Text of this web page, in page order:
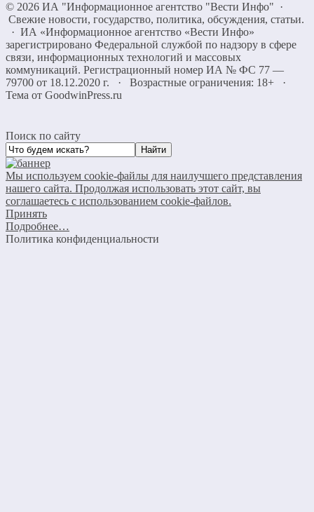
© 2026 ИА "Информационное агентство "Вести Инфо" ·
Свежие новости, государство, политика, обсуждения, статьи.
· ИА «Информационное агентство «Вести Инфо»
зарегистрировано Федеральной службой по надзору в сфере
связи, информационных технологий и массовых
коммуникаций. Регистрационный номер ИА № ФС 77 —
79700 от 18.12.2020 г. · Возрастные ограничения: 18+
·
Тема от GoodwinPress.ru
Поиск по сайту
Мы используем cookie-файлы для наилучшего представления
нашего сайта. Продолжая использовать этот сайт, вы
соглашаетесь с использованием cookie-файлов.
Принять
Подробнее…
Политика конфиденциальности